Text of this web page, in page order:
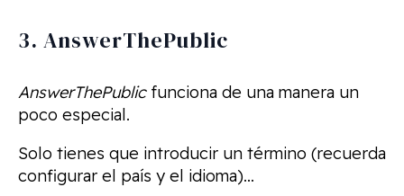
3. AnswerThePublic
AnswerThePublic funciona de una manera un
poco especial.
Solo tienes que introducir un término (recuerda
configurar el país y el idioma)…